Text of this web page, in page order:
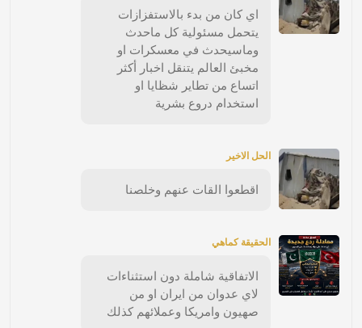
اي كان من بدء بالاستفزازات
يتحمل مسئولية كل ماحدث
وماسيحدث في معسكرات او
مخبئ العالم يتنقل اخبار أكثر
اتساع من تطاير شظايا او
استخدام دروع بشرية
الحل الاخير
اقطعوا القات عنهم وخلصنا
الحقيقة كماهي
الاتفاقية شاملة دون استثناءات
لاي عدوان من ايران او من
صهيون وامريكا وعملائهم كذلك